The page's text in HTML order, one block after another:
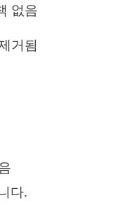
없음
거됨
다.